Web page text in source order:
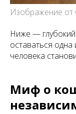
Изображение от
Ниже —
оставаться одна
человека
Миф о